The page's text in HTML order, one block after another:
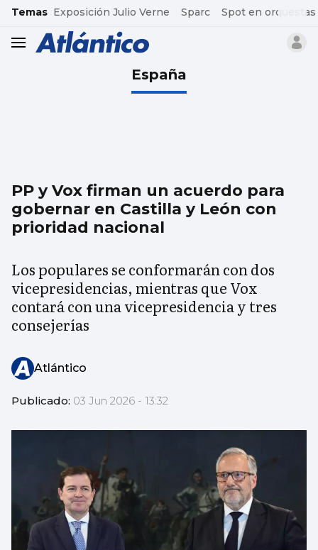
common.go-to-content
Temas Exposición Julio Verne Sparc Spot en orquestas
header.menu.open
España
PP y Vox firman un acuerdo para
gobernar en Castilla y León con
prioridad nacional
Los populares se conformarán con dos
vicepresidencias, mientras que Vox
contará con una vicepresidencia y tres
consejerías
Atlántico
Publicado: 03 Jun 2026 - 13:32